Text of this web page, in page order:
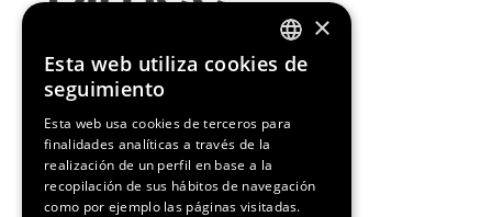
¡Síguenos! ENGLISH
×
Esta web utiliza cookies de
seguimiento
Esta web usa cookies de terceros para
finalidades analíticas a través de la
realización de un perfil en base a la
recopilación de sus hábitos de navegación
como por ejemplo las páginas visitadas.